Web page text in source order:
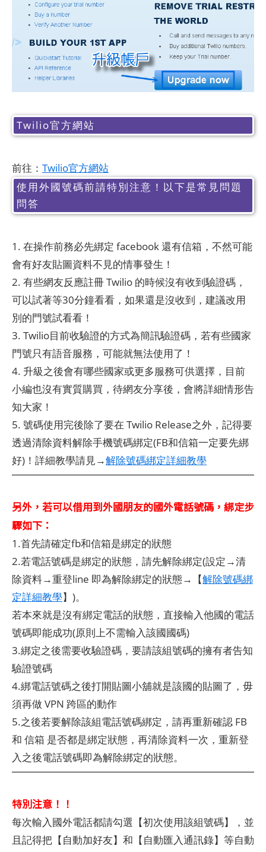
Twilio官方網站
前往： Twilio官方網站
使用外國號碼前請特別注意！以下是常見問題
問答
1. 在操作前務必先綁定 facebook 還有信箱，不然可能
會有好友貼圖資料不見的情事發生！
2. 有些網友反應註冊 Twilio 的時候沒有收到驗證碼，
可以試著等30分鐘看看，如果還是沒收到，建議改用
別的門號試看看！
3. Twilio目前收驗證的方式為簡訊驗證碼，若有些國家
門號只有語音服務，可能就無法使用了！
4. 升級之後會有哪些國家或更多服務可供選擇，目前
小編也沒有實質購買，待網友分享後，會將詳細情形告
知大家！
5. 號碼使用完後除了要在 Twilio Release之外，記得要
透過清除資料解除手機號碼綁定(FB和信箱一定要先綁
好)！詳細教學請見→解除號碼綁定詳細教學
另外，若可以借用到外國朋友的國外電話號碼，綁定步
驟如下：
1.首先請確定fb和信箱是綁定的狀態
2.若電話號碼是綁定的狀態，請先解除綁定(設定→清
除資料→重登line 即為解除綁定的狀態→【解除號碼綁
定詳細教學】)。
若本來就是沒有綁定電話的狀態，直接輸入他國的電話
號碼即能成功(原則上不需輸入該國國碼)
3.綁定之後需要收驗證碼，要請該組號碼的擁有者告知
驗證號碼
4.綁電話號碼之後打開貼圖小舖就是該國的貼圖了，毋
須再做 VPN 跨區的動作
5.之後若要解除該組電話號碼綁定，請再重新確認 FB
和 信箱 是否都是綁定狀態，再清除資料一次，重新登
入之後電話號碼即為解除綁定的狀態。
特別注意！！
每次輸入國外電話都請勾選【初次使用該組號碼】，並
且記得把【自動加好友】和【自動匯入通訊錄】等自動